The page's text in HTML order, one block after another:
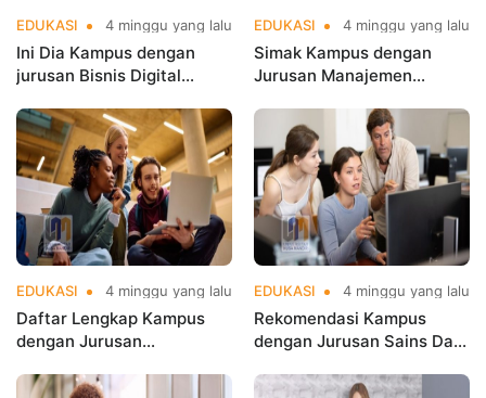
EDUKASI 4 minggu yang lalu
Ini Dia Kampus dengan
jurusan Bisnis Digital
Populer
EDUKASI 4 minggu yang lalu
Simak Kampus dengan
Jurusan Manajemen
Karier Cemerlang
EDUKASI 4 minggu yang lalu
Daftar Lengkap Kampus
dengan Jurusan
Jakarta
EDUKASI 4 minggu yang lalu
Rekomendasi Kampus
dengan Jurusan Sains Data
Jakarta di Era Big Data